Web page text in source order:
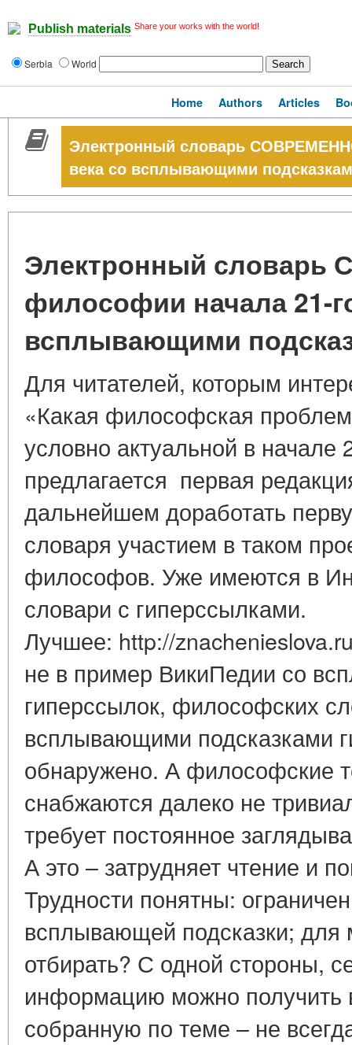
Publish materials Share your works with the world!
Serbia World
Home Authors Articles
Электронный словарь
века со всплывающими
Электронный
философии начала 21-
всплывающими
Для читателей, которым
«Какая философская
условно актуальной в начале
предлагается первая
дальнейшем доработать
словаря участием в таком
философов. Уже имеются в
словари с гиперссылками.
Лучшее: http://
не в пример ВикиПедии со
гиперссылок, философских
всплывающими подсказками
обнаружено. А философские
снабжаются далеко не
требует постоянное
А это – затрудняет чтение и
Трудности понятны:
всплывающей подсказки; для
отбирать? С одной стороны,
информацию можно получить
собранную по теме – не